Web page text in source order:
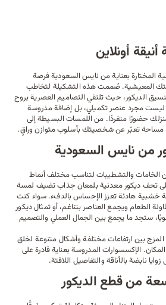
أونلاين
المختارة بعناية من نايس السعودية فرصة
المعيشية. صُممت هذه التشكيلة لتخاطب
الديكور، حيث تلتقي التصاميم العصرية بروح
مجرد عنصر تكميلي، بل إضافة مدروسة
حضورًا متفردًا. من اللمسات البسيطة إلى
مساحة تعبّر عن شخصيتك بأسلوب متوازن وراقٍ.
من نايس السعودية
الخامات والتشطيبات لتناسب مختلف أنماط
تحف ديكور معدنية بلمعان جذاب تضيف لمسة
خشبية هادئة تعزز الإحساس بالدفء. سواء كنت
الطعامويجمع العناصر بتناغم، أو تمثال ديكور
ستجد ما يجمع بين الجمال العملي والتصميم
بين ارتفاعات مختلفة وأشكال متنوعة لخلق
الإكسسوارات المدروسة بعناية قادرة على
نابضة بالأناقة والتفاصيل اللافتة.
من قطع الديكور